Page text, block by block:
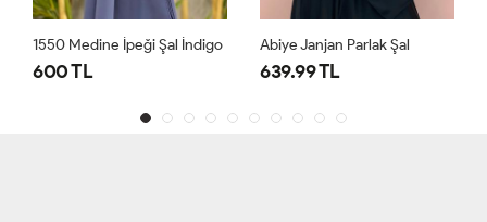
1550 Medine İpeği Şal İndigo
600 TL
Abiye Janjan Parlak Şal
639.99 TL